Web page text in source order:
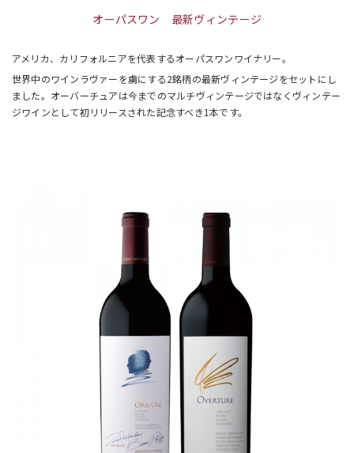
オーパスワン 最新ヴィンテージ
アメリカ、カリフォルニアを代表するオーパスワンワイナリー。
世界中のワインラヴァーを虜にする2銘柄の最新ヴィンテージをセットにし
ました。オーバーチュアは今までのマルチヴィンテージではなくヴィンテー
ジワインとして初リリースされた記念すべき1本です。